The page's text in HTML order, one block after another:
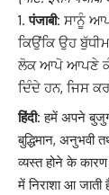
पंजाबी: ਸਾਨੂੰ
ਕਿਉਂਕਿ ਉਹ
ਲੋਕ ਆਪੋ ਆਪਣੇ
ਦਿੰਦੇ ਹਨ, ਜਿਸ
हिंदी: हमें अपने
बुद्धिमान, अनुभवी
व्यस्त होने के
में निराशा आ जाती